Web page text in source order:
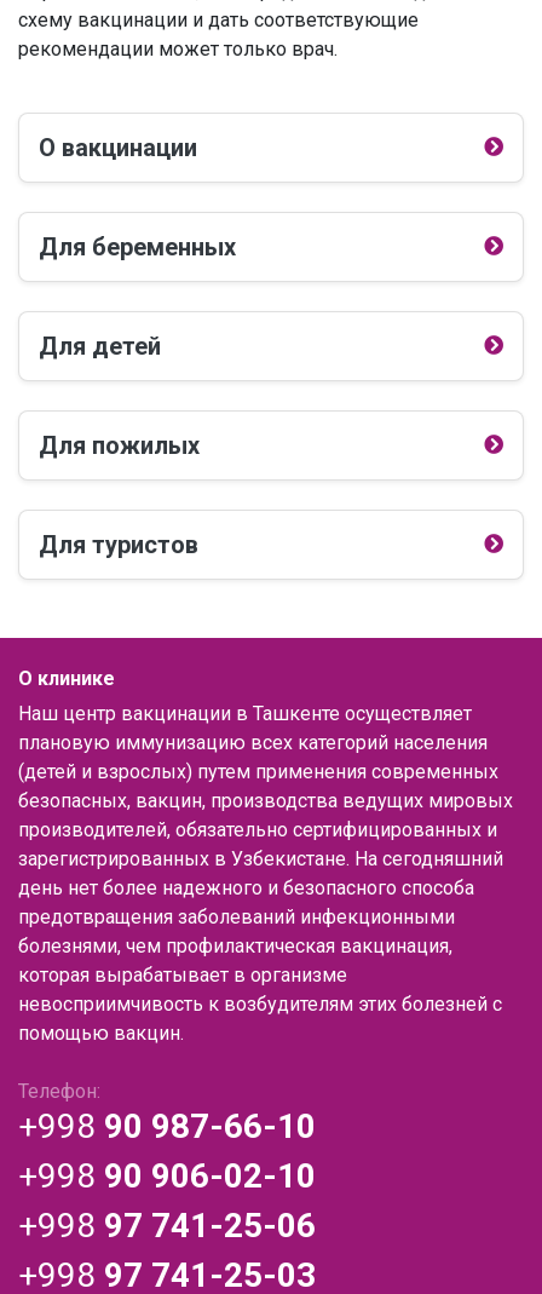
схему вакцинации и дать соответствующие
рекомендации может только врач.
О вакцинации
Для беременных
Для детей
Для пожилых
Для туристов
О клинике
Наш центр вакцинации в Ташкенте осуществляет
плановую иммунизацию всех категорий населения
(детей и взрослых) путем применения современных
безопасных, вакцин, производства ведущих мировых
производителей, обязательно сертифицированных и
зарегистрированных в Узбекистане. На сегодняшний
день нет более надежного и безопасного способа
предотвращения заболеваний инфекционными
болезнями, чем профилактическая вакцинация,
которая вырабатывает в организме
невосприимчивость к возбудителям этих болезней с
помощью вакцин.
Телефон:
+998 90 987-66-10
+998 90 906-02-10
+998 97 741-25-06
+998 97 741-25-03